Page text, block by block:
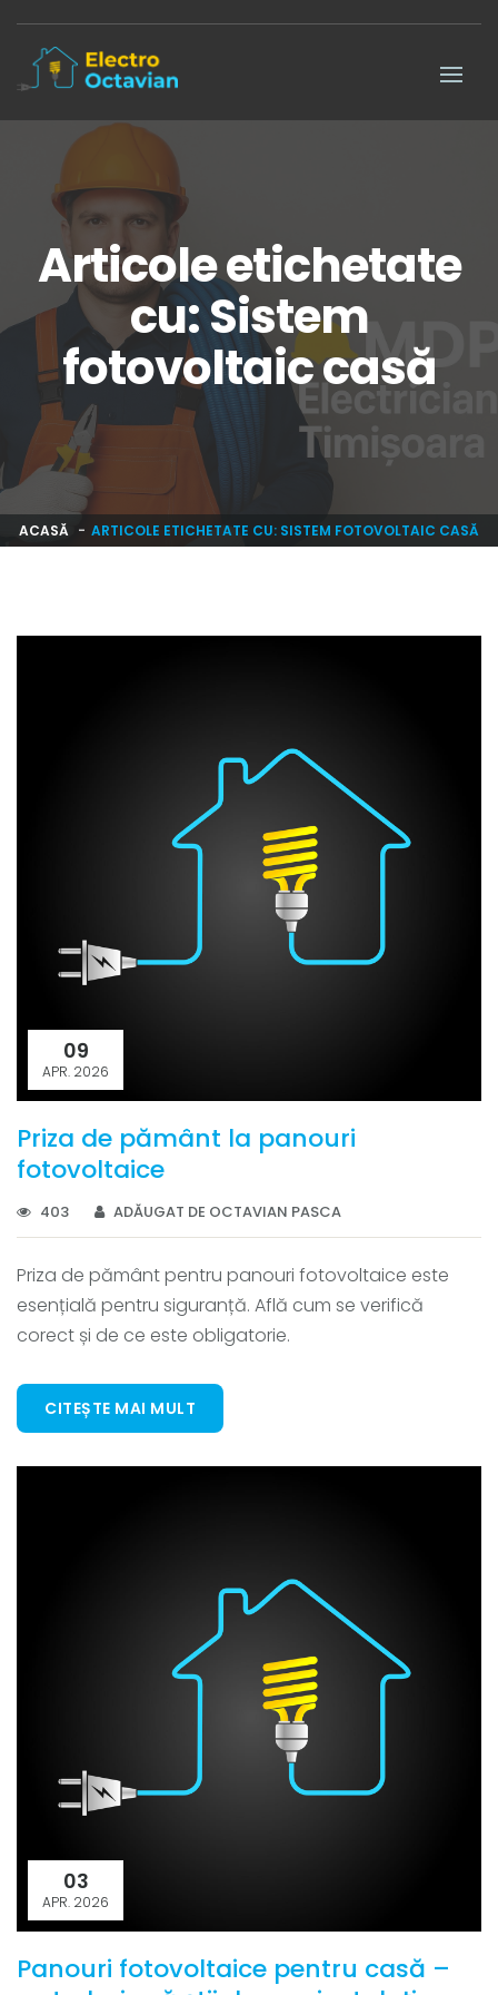
Articole etichetate
cu: Sistem
fotovoltaic casă
ACASĂ ARTICOLE ETICHETATE CU: SISTEM FOTOVOLTAIC CASĂ
09
APR. 2026
Priza de pământ la panouri
fotovoltaice
403 ADĂUGAT DE OCTAVIAN PASCA
Priza de pământ pentru panouri fotovoltaice este
esențială pentru siguranță. Află cum se verifică
corect și de ce este obligatorie.
CITEȘTE MAI MULT
03
APR. 2026
Panouri fotovoltaice pentru casă –